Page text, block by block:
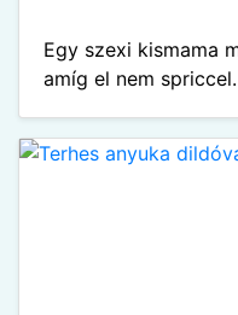
Egy szexi kismama
amíg el nem spriccel.